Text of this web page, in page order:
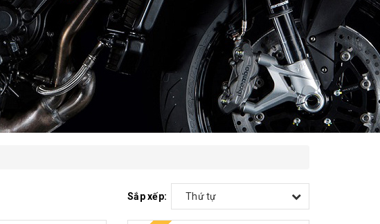
Sắp xếp: Thứ tự